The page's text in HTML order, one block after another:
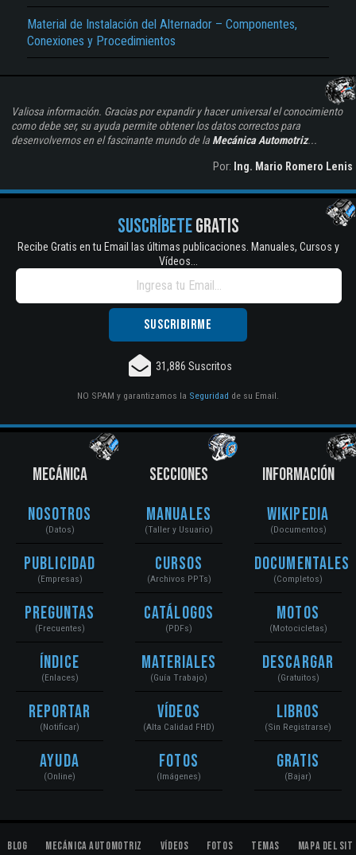
Material de Instalación del Alternador – Componentes,
Conexiones y Procedimientos
Valiosa información. Gracias por expandir y hacer universal el conocimiento
como debe ser, su ayuda permite obtener los datos correctos para
desenvolvernos en el fascinante mundo de la Mecánica Automotriz...
Por: Ing. Mario Romero Lenis
SUSCRÍBETEGRATIS
Recibe Gratis en tu Email las últimas publicaciones. Manuales, Cursos y
Vídeos...
31,886 Suscritos
NO SPAM y garantizamos la Seguridad de su Email.
MECÁNICA
Nosotros
(Datos)
Publicidad
(Empresas)
Preguntas
(Frecuentes)
Índice
(Enlaces)
Reportar
(Notificar)
Ayuda
(Online)
SECCIONES
Manuales
(Taller y Usuario)
Cursos
(Archivos PPTs)
Catálogos
(PDFs)
Materiales
(Guía Trabajo)
Vídeos
(Alta Calidad FHD)
Fotos
(Imágenes)
INFORMACIÓN
Wikipedia
(Documentos)
Documentales
(Completos)
Motos
(Motocicletas)
Descargar
(Gratuitos)
Libros
(Sin Registrarse)
Gratis
(Bajar)
Blog Mecánica Automotriz Vídeos Fotos Temas Mapa del